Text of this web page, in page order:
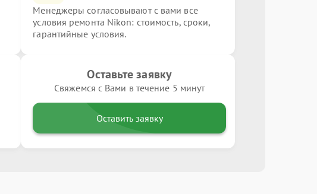
Менеджеры согласовывают с вами все
условия ремонта Nikon: стоимость, сроки,
гарантийные условия.
Оставьте заявку
Свяжемся с Вами в течение 5 минут
Оставить заявку